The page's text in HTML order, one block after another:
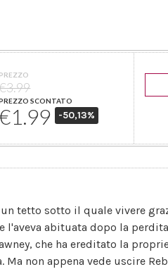
PREZZO
SCONTATO
-50,13%
un tetto sotto il quale vivere
l'aveva abituata dopo la
che ha ereditato la
non appena vede uscire